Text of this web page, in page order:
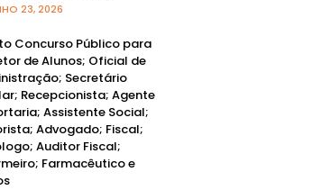
23, 2026
Concurso Público para
de Alunos; Oficial de
Secretário
Recepcionista; Agente
Assistente Social;
Advogado; Fiscal;
Auditor Fiscal;
Farmacêutico e